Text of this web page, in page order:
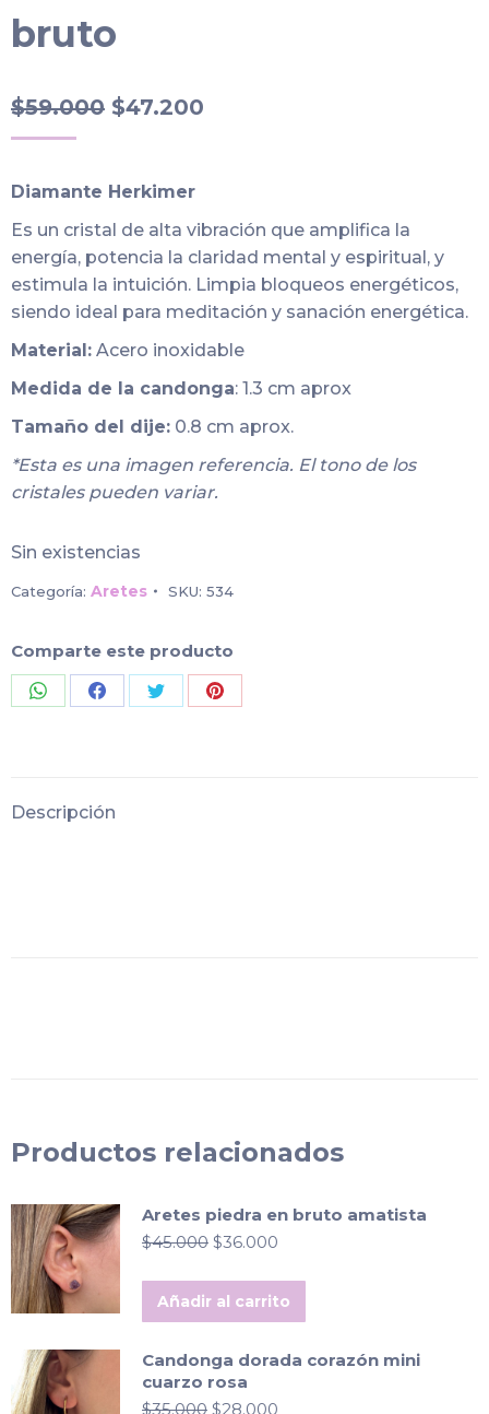
bruto
$59.000 El
era:
$59.000.
$47.200
$47.200.
Diamante Herkimer
Es un cristal de alta vibración que amplifica la
energía, potencia la claridad mental y espiritual, y
estimula la intuición. Limpia bloqueos energéticos,
siendo ideal para meditación y sanación energética.
Material: Acero inoxidable
Medida de la candonga: 1.3 cm aprox
Tamaño del dije: 0.8 cm aprox.
*Esta es una imagen referencia. El tono de los
cristales pueden variar.
Sin existencias
Categoría: Aretes SKU: 534
Comparte este producto
Share Share Share Share
Descripción
Productos relacionados
Aretes piedra en bruto amatista
$45.000 El
original
era:
$45.000.
$36.000
actual
es:
$36.000.
Añadir al carrito
Candonga dorada corazón mini
cuarzo rosa
$35.000 El
$28.000